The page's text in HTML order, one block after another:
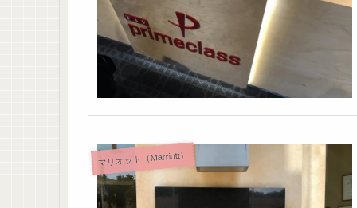
マリオット（Marriott）